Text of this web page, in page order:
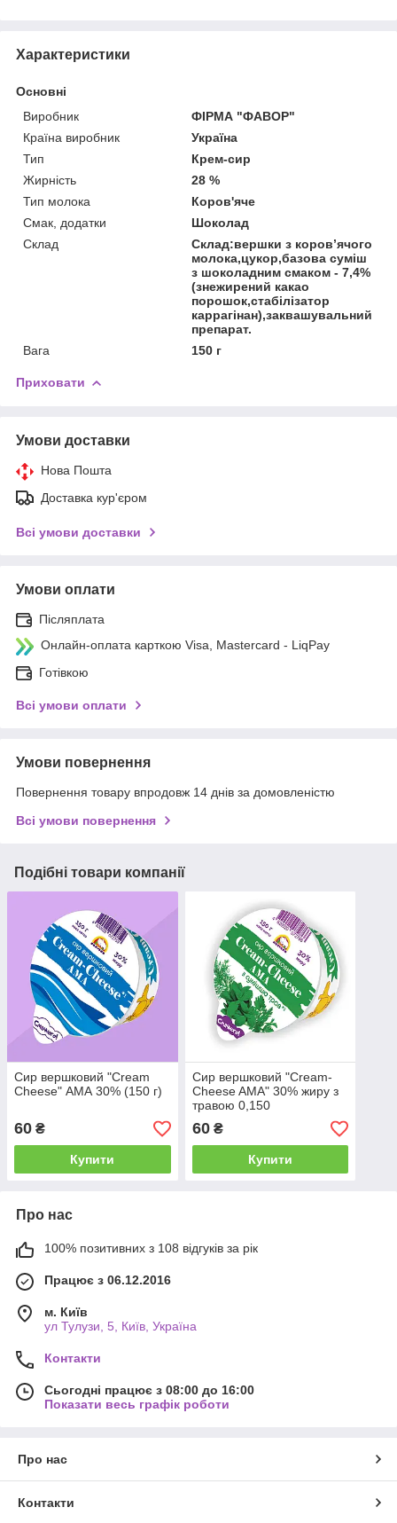
Характеристики
Основні
Виробник
ФІРМА "ФАВОР"
Країна виробник
Україна
Тип
Крем-сир
Жирність
28 %
Тип молока
Коров'яче
Смак, додатки
Шоколад
Склад
Склад:вершки з коров’ячого
молока,цукор,базова суміш
з шоколадним смаком - 7,4%
(знежирений какао
порошок,стабілізатор
каррагінан),заквашувальний
препарат.
Вага
150 г
Приховати
Умови доставки
Нова Пошта
Доставка кур'єром
Всі умови доставки
Умови оплати
Післяплата
Онлайн-оплата карткою Visa, Mastercard - LiqPay
Готівкою
Всі умови оплати
Умови повернення
Повернення товару впродовж 14 днів за домовленістю
Всі умови повернення
Подібні товари компанії
Сир вершковий "Cream
Cheese" АМА 30% (150 г)
60 ₴
Купити
Сир вершковий "Cream-
Cheese AMA" 30% жиру з
травою 0,150
60₴
Купити
Про нас
100% позитивних з 108 відгуків за рік
Працює з 06.12.2016
м. Київ
ул Тулузи, 5, Київ, Україна
Контакти
Сьогодні працює з 08:00 до 16:00
Показати весь графік роботи
Про нас
Контакти